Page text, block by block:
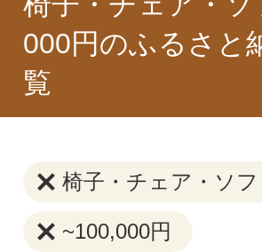
000円のふるさと
覧
椅子・チェア・ソフ
~100,000円